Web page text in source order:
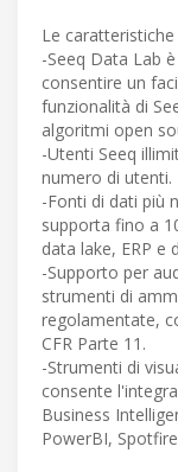
Le
-Seeq Data Lab
consentire un
funzionalità di
algoritmi open
-Utenti Seeq
numero di utenti.
-Fonti di dati più
supporta fino a
data lake, ERP e
-Supporto per
strumenti di
regolamentate,
CFR Parte 11.
-Strumenti di
consente
Business
PowerBI,